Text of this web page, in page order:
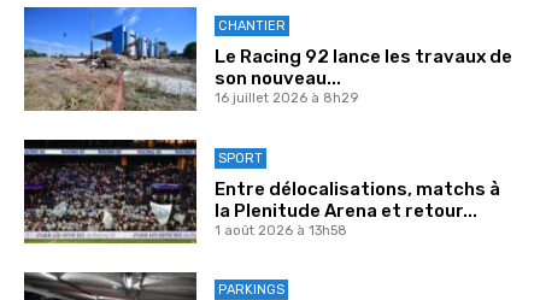
CHANTIER
Le Racing 92 lance les travaux de
son nouveau...
16 juillet 2026 à 8h29
SPORT
Entre délocalisations, matchs à
la Plenitude Arena et retour...
1 août 2026 à 13h58
PARKINGS